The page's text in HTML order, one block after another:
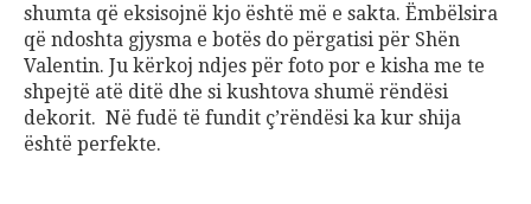
shumta që eksisojnë kjo është më e sakta. Ëmbëlsira
që ndoshta gjysma e botës do përgatisi për Shën
Valentin. Ju kërkoj ndjes për foto por e kisha me te
shpejtë atë ditë dhe si kushtova shumë rëndësi
dekorit. Në fudë të fundit ç’rëndësi ka kur shija
është perfekte.